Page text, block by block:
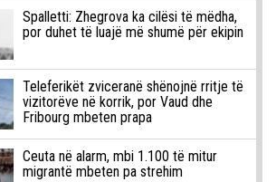
Spalletti: Zhegrova ka cilësi të mëdha,
por duhet të luajë më shumë për ekipin
Teleferikët zviceranë shënojnë rritje të
vizitorëve në korrik, por Vaud dhe
Fribourg mbeten prapa
Ceuta në alarm, mbi 1.100 të mitur
migrantë mbeten pa strehim